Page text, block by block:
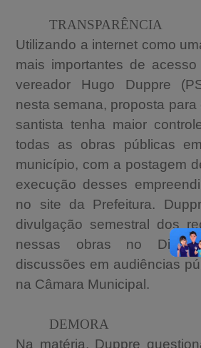
TRANSPARÊNCIA
Utilizando a internet como
mais importantes de
vereador Hugo Duppre
nesta semana, proposta para
santista tenha maior
todas as obras públicas
município, com a postagem
execução desses
no site da Prefeitura.
divulgação semestral dos
nessas obras no
discussões em audiências
na Câmara Municipal.
DEMORA
Na matéria, Duppre